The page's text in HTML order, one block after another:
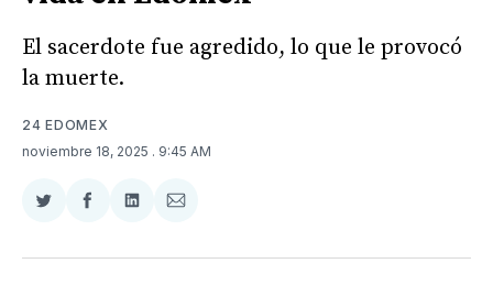
El sacerdote fue agredido, lo que le provocó
la muerte.
24 EDOMEX
noviembre 18, 2025 . 9:45 AM
Compartir
Twitter
Compartir
Facebook
Compartir
LinkedIn
Compartir
Email